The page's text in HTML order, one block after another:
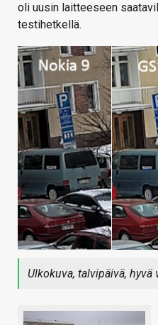
oli uusin laitteeseen
testihetkellä.
Ulkokuva, talvipäivä, hyvä